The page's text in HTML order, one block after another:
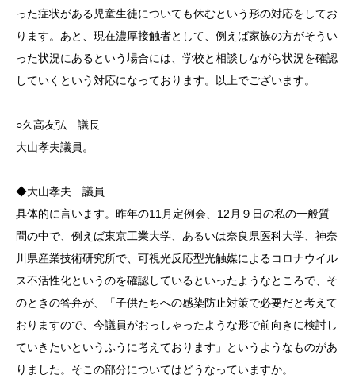
った症状がある児童生徒についても休むという形の対応をしてお
ります。あと、現在濃厚接触者として、例えば家族の方がそうい
った状況にあるという場合には、学校と相談しながら状況を確認
していくという対応になっております。以上でございます。
○久高友弘 議長
大山孝夫議員。
◆大山孝夫 議員
具体的に言います。昨年の11月定例会、12月９日の私の一般質
問の中で、例えば東京工業大学、あるいは奈良県医科大学、神奈
川県産業技術研究所で、可視光反応型光触媒によるコロナウイル
ス不活性化というのを確認しているといったようなところで、そ
のときの答弁が、「子供たちへの感染防止対策で必要だと考えて
おりますので、今議員がおっしゃったような形で前向きに検討し
ていきたいというふうに考えております」というようなものがあ
りました。そこの部分についてはどうなっていますか。